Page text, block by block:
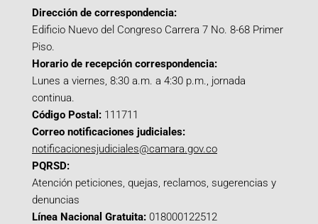
Dirección de correspondencia:
Edificio Nuevo del Congreso Carrera 7 No. 8-68 Primer
Piso.
Horario de recepción correspondencia:
Lunes a viernes, 8:30 a.m. a 4:30 p.m., jornada
continua.
Código Postal: 111711
Correo notificaciones judiciales:
notificacionesjudiciales@camara.gov.co
PQRSD:
Atención peticiones, quejas, reclamos, sugerencias y
denuncias
Línea Nacional Gratuita: 018000122512